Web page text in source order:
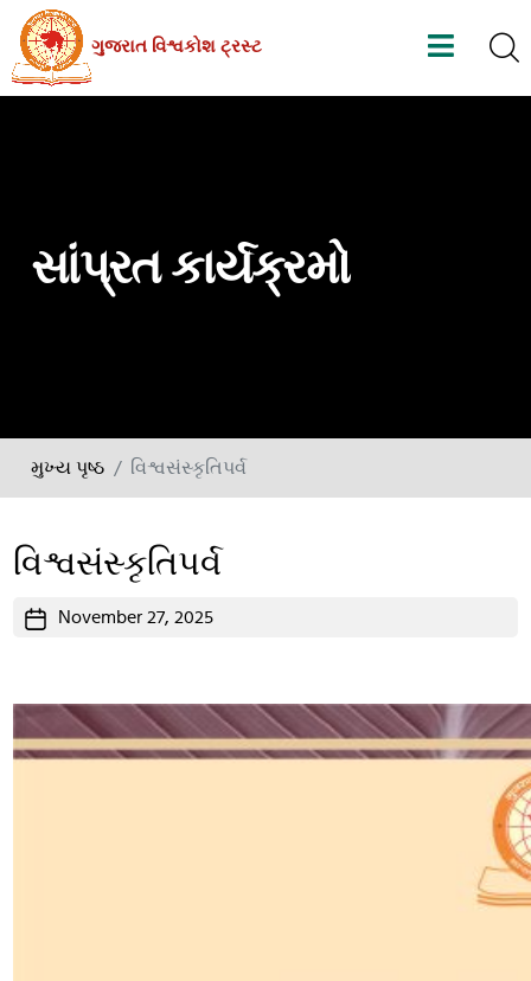
Skip
the
ગુજરાત વિશ્વકોશ ટ્રસ્ટ
સાંપ્રત કાર્યક્રમો
મુખ્ય પૃષ્ઠ વિશ્વસંસ્કૃતિપર્વ
વિશ્વસંસ્કૃતિપર્વ
PostNovember 27, 2025